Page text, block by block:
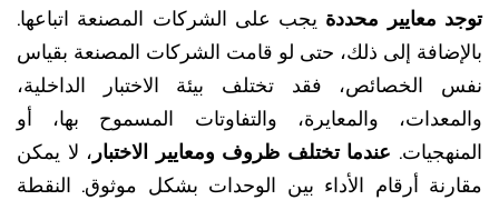
معايير محددةيجب على الشركات المصنعة اتباعها.
إلى ذلك، حتى لو قامت الشركات المصنعة بقياس
الخصائص، فقد تختلف بيئة الاختبار الداخلية،
والمعايرة، والتفاوتات المسموح بها، أو
عندما تختلف ظروف ومعايير الاختبار، لا يمكن
أرقام الأداء بين الوحدات بشكل موثوق. النقطة